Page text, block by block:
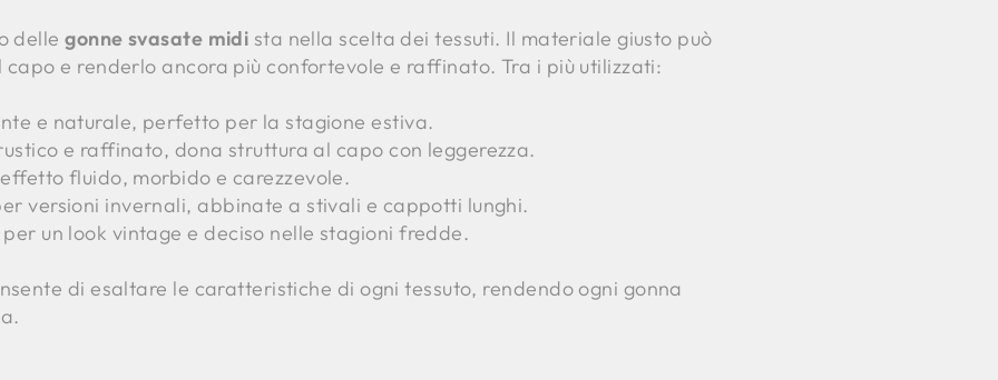
dellegonne svasate midi sta nella scelta dei tessuti. Il materiale giusto può
e renderlo ancora più confortevole e raffinato. Tra i più utilizzati:
e naturale, perfetto per la stagione estiva.
e raffinato, dona struttura al capo con leggerezza.
fluido, morbido e carezzevole.
versioni invernali, abbinate a stivali e cappotti lunghi.
per un look vintage e deciso nelle stagioni fredde.
di esaltare le caratteristiche di ogni tessuto, rendendo ogni gonna